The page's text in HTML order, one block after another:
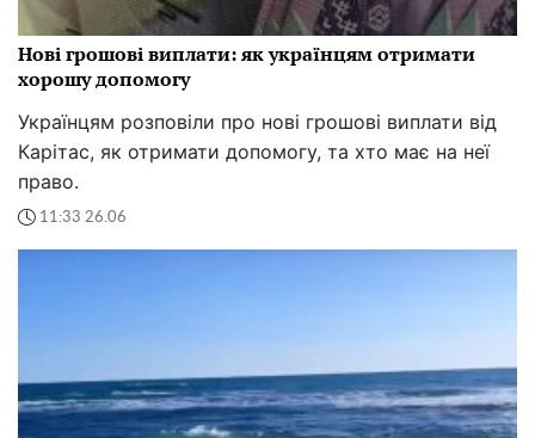
Нові грошові виплати: як українцям отримати
хорошу допомогу
Українцям розповіли про нові грошові виплати від
Карітас, як отримати допомогу, та хто має на неї
право.
11:33 26.06